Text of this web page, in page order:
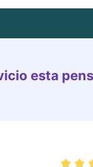
esta